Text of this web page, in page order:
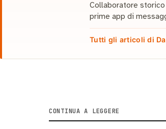
Collaboratore
prime app di
Tutti gli articoli di
CONTINUA A LEGGERE